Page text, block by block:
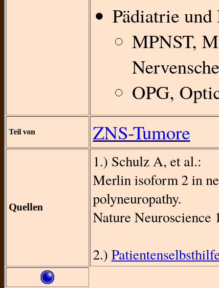
Pädiatrie und
MPNST,
OPG,
Teil von ZNS-Tumore
Quellen
1.) Schulz A, et al.:
Merlin isoform 2 in
polyneuropathy.
Nature Neuroscience
2.)